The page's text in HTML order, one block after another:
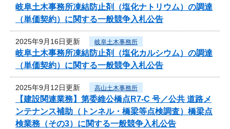
岐阜土木事務所凍結防止剤（塩化ナトリウム）の調達
（単価契約）に関する一般競争入札公告
2025年9月16日更新 岐阜土木事務所
岐阜土木事務所凍結防止剤（塩化カルシウム）の調達
（単価契約）に関する一般競争入札公告
2025年9月12日更新 高山土木事務所
【建設関連業務】第委維公橋点R7-C 号／公共 道路メ
ンテナンス補助（トンネル・橋梁等点検調査）橋梁点
検業務（その3）に関する一般競争入札公告